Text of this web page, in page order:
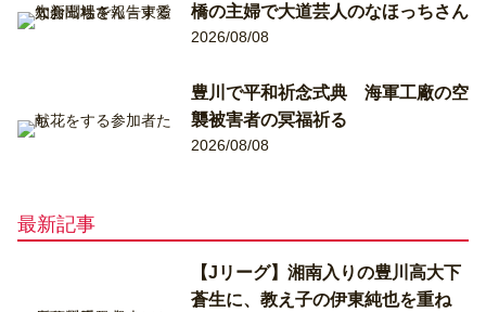
橋の主婦で大道芸人のなほっちさん
2026/08/08
豊川で平和祈念式典 海軍工廠の空
襲被害者の冥福祈る
2026/08/08
最新記事
【Jリーグ】湘南入りの豊川高大下
蒼生に、教え子の伊東純也を重ね